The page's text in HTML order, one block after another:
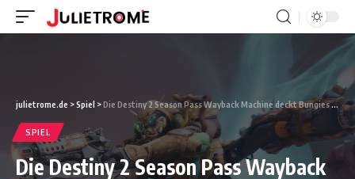
julietrome.de >Spiel >Die Destiny 2 Season Pass Wayback Machine deckt Bungies größten Fehler auf
SPIEL
Die Destiny 2 Season Pass Wayback